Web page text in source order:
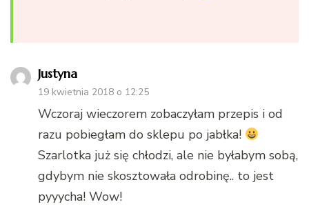
Justyna
19 kwietnia 2018 o 12:25
Wczoraj wieczorem zobaczyłam przepis i od
razu pobiegłam do sklepu po jabłka!
Szarlotka już się chłodzi, ale nie byłabym sobą,
gdybym nie skosztowała odrobinę.. to jest
pyyycha! Wow!